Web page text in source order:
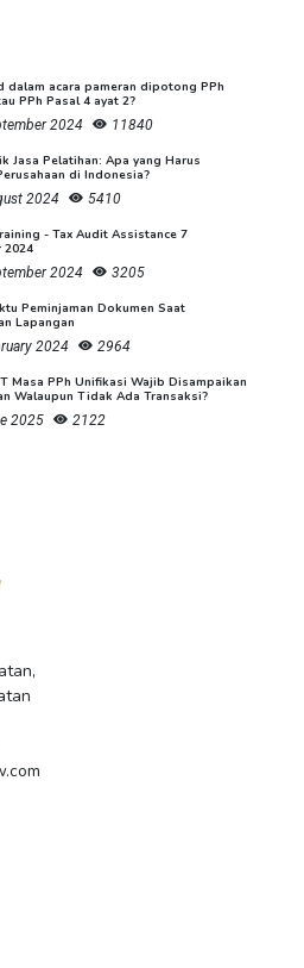
dalam acara pameran dipotong PPh
PPh Pasal 4 ayat 2?
2024
11840
Jasa Pelatihan: Apa yang Harus
di Indonesia?
2024
5410
- Tax Audit Assistance 7
2024
2024
3205
Peminjaman Dokumen Saat
Lapangan
2024
2964
Masa PPh Unifikasi Wajib Disampaikan
Walaupun Tidak Ada Transaksi?
2025
2122